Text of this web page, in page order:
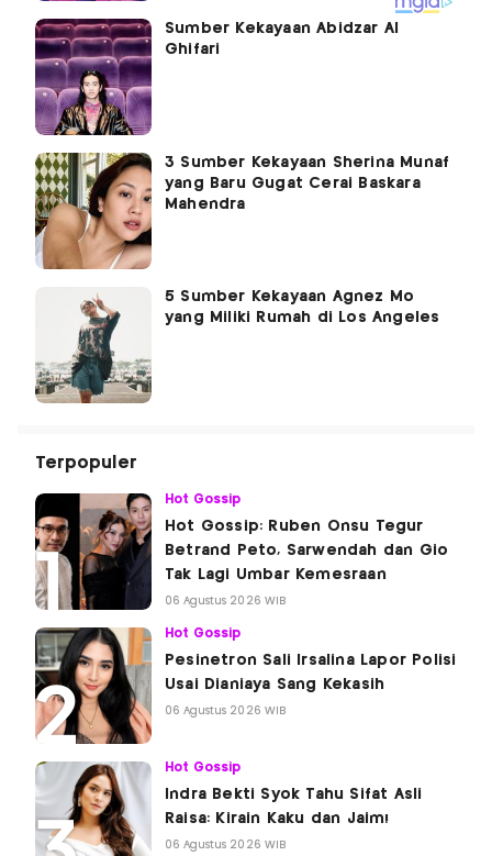
Sumber Kekayaan Abidzar Al
Ghifari
3 Sumber Kekayaan Sherina Munaf
yang Baru Gugat Cerai Baskara
Mahendra
5 Sumber Kekayaan Agnez Mo
yang Miliki Rumah di Los Angeles
Terpopuler
Hot Gossip
Hot Gossip: Ruben Onsu Tegur
Betrand Peto, Sarwendah dan Gio
Tak Lagi Umbar Kemesraan
06 Agustus 2026 WIB
Hot Gossip
Pesinetron Sali Irsalina Lapor Polisi
Usai Dianiaya Sang Kekasih
06 Agustus 2026 WIB
Hot Gossip
Indra Bekti Syok Tahu Sifat Asli
Raisa: Kirain Kaku dan Jaim!
06 Agustus 2026 WIB